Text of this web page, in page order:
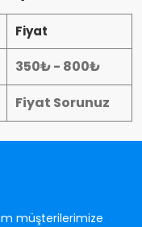
Fiyat
350₺ - 800₺
Fiyat Sorunuz
müşterilerimize